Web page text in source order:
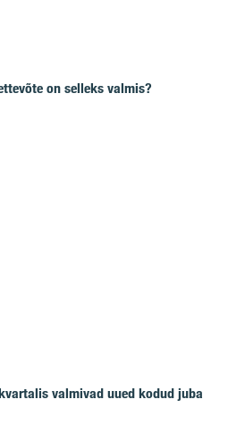
on selleks valmis?
valmivad uued kodud juba